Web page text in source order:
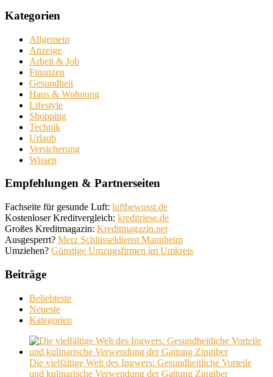
Kategorien
Allgemein
Anzeige
Arbeit & Job
Finanzen
Gesundheit
Haus & Wohnung
Lifestyle
Shopping
Technik
Urlaub
Versicherung
Wissen
Empfehlungen & Partnerseiten
Fachseite für gesunde Luft: luftbewusst.de
Kostenloser Kreditvergleich: kreditriese.de
Großes Kreditmagazin: Kreditmagazin.net
Ausgesperrt? Merz Schlüsseldienst Mannheim
Umziehen? Günstige Umzugsfirmen im Umkreis
Beiträge
Beliebteste
Neueste
Kategorien
Die vielfältige Welt des Ingwers: Gesundheitliche Vorteile
und kulinarische Verwendung der Gattung Zingiber